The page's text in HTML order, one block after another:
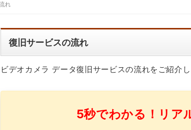
れ
復旧サービスの流れ
ビデオカメラ データ復旧サービスの流れをご紹介し
5秒でわかる！リア